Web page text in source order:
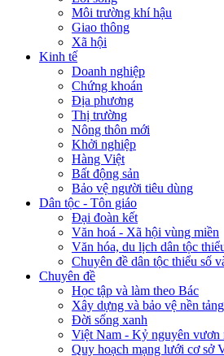
Môi trường khí hậu
Giao thông
Xã hội
Kinh tế
Doanh nghiệp
Chứng khoán
Địa phương
Thị trường
Nông thôn mới
Khởi nghiệp
Hàng Việt
Bất động sản
Bảo vệ người tiêu dùng
Dân tộc - Tôn giáo
Đại đoàn kết
Văn hoá - Xã hội vùng miền
Văn hóa, du lịch dân tộc
Chuyên đề dân tộc thiểu số
Chuyên đề
Học tập và làm theo Bác
Xây dựng và bảo vệ nền
Đời sống xanh
Việt Nam - Kỷ nguyên vươn
Quy hoạch mạng lưới cơ sở